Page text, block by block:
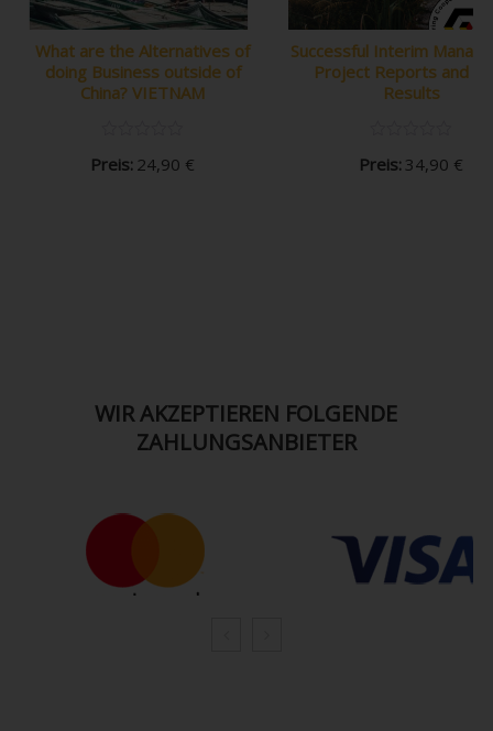
What are the Alternatives of
doing Business outside of
China? VIETNAM
Preis: 24,90 €
Successful Interim
Project Reports and
Results
Preis: 34,90 €
WIR AKZEPTIEREN FOLGENDE
ZAHLUNGSANBIETER